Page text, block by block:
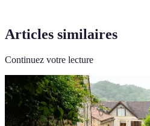
Articles similaires
Continuez votre lecture